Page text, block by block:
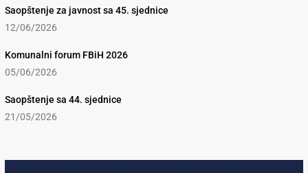
Saopštenje za javnost sa 45. sjednice
12/06/2026
Komunalni forum FBiH 2026
05/06/2026
Saopštenje sa 44. sjednice
21/05/2026